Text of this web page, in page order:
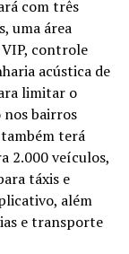
com três
uma área
VIP, controle
acústica de
limitar o
bairros
terá
2.000 veículos,
táxis e
além
e transporte